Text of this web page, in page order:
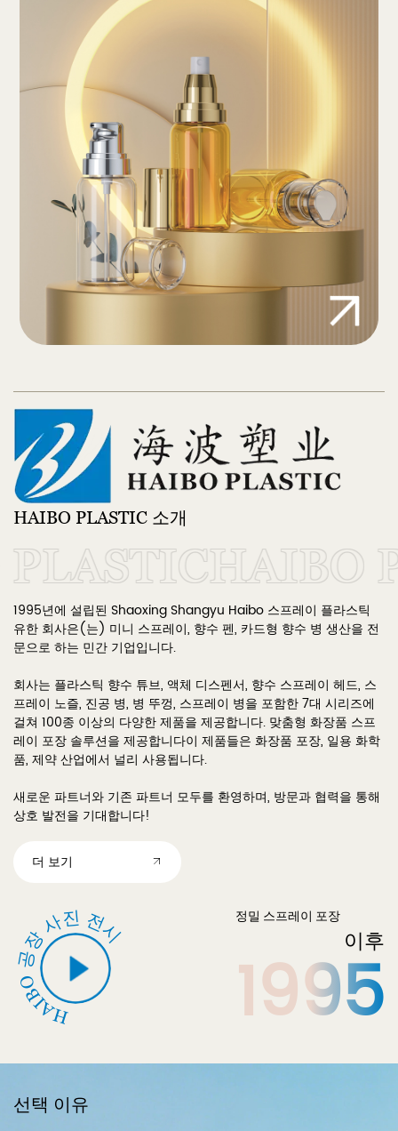
HAIBO PLASTIC 소개
HAIBO
1995년에 설립된 Shaoxing Shangyu Haibo 스프레이 플라스틱
유한 회사은(는) 미니 스프레이, 향수 펜, 카드형 향수 병 생산을 전
문으로 하는 민간 기업입니다.
회사는 플라스틱 향수 튜브, 액체 디스펜서, 향수 스프레이 헤드, 스
프레이 노즐, 진공 병, 병 뚜껑, 스프레이 병을 포함한 7대 시리즈에
걸쳐 100종 이상의 다양한 제품을 제공합니다. 맞춤형 화장품 스프
레이 포장 솔루션을 제공합니다이 제품들은 화장품 포장, 일용 화학
품, 제약 산업에서 널리 사용됩니다.
새로운 파트너와 기존 파트너 모두를 환영하며, 방문과 협력을 통해
상호 발전을 기대합니다!
더 보기
공장 사진 전시 정밀 스프레이 포장
이후
1995
선택 이유